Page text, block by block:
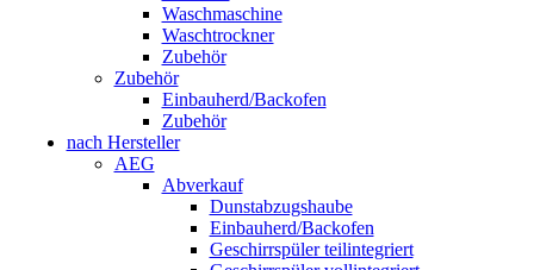
Waschmaschine
Waschtrockner
Zubehör
Zubehör
Einbauherd/Backofen
Zubehör
nach Hersteller
AEG
Abverkauf
Dunstabzugshaube
Einbauherd/Backofen
Geschirrspüler teilintegriert